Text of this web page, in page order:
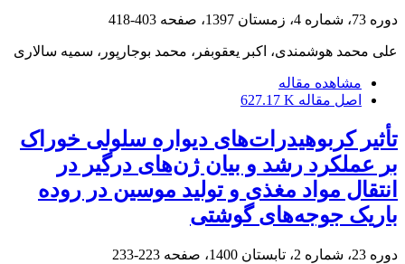
دوره 73، شماره 4، زمستان 1397، صفحه 403-418
علی محمد هوشمندی، اکبر یعقوبفر، محمد بوجارپور، سمیه سالاری
مشاهده مقاله
اصل مقاله 627.17 K
تأثیر کربوهیدرات‌های دیواره سلولی خوراک
بر عملکرد رشد و بیان ژن‌های درگیر در
انتقال مواد مغذی و تولید موسین در روده
باریک جوجه‌های گوشتی
دوره 23، شماره 2، تابستان 1400، صفحه 223-233